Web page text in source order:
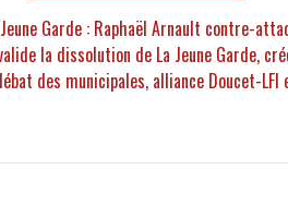
Garde : Raphaël Arnault contre-
la dissolution de La Jeune Garde,
des municipales, alliance Doucet-